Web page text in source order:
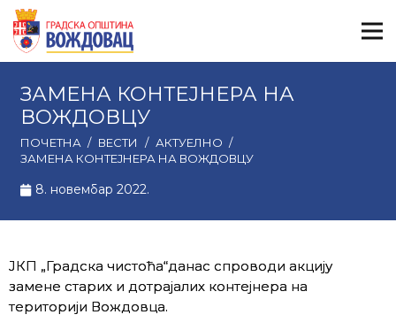
ЗАМЕНА КОНТЕЈНЕРА НА
ВОЖДОВЦУ
ПОЧЕТНА / ВЕСТИ / АКТУЕЛНО /
ЗАМЕНА КОНТЕЈНЕРА НА ВОЖДОВЦУ
8. новембар 2022.
ЈКП „Градска чистоћа“данас спроводи акцију
замене старих и дотрајалих контејнера на
територији Вождовца.